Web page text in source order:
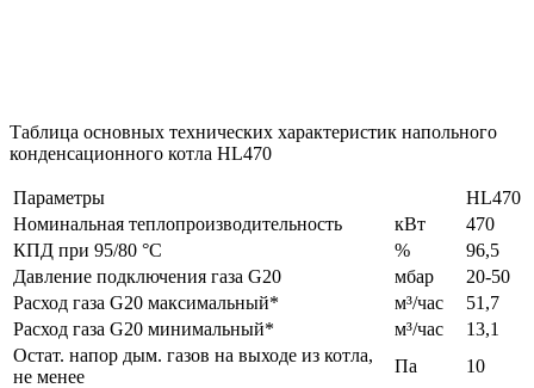
Таблица основных технических характеристик напольного
конденсационного котла HL470
Параметры
HL470
Номинальная теплопроизводительность
кВт
470
КПД при 95/80 °C
%
96,5
Давление подключения газа G20
мбар
20-50
Расход газа G20 максимальный*
м³/час
51,7
Расход газа G20 минимальный*
м³/час
13,1
Остат. напор дым. газов на выходе из котла,
не менее
Па
10